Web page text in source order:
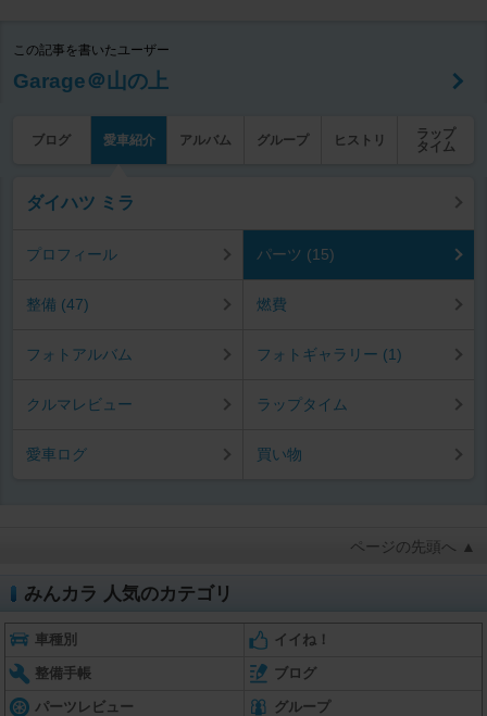
この記事を書いたユーザー
Garage＠山の上
ブログ 愛車紹介 アルバム グループ ヒストリ
ラップ
タイム
ダイハツ ミラ
プロフィール パーツ (15)
整備 (47) 燃費
フォトアルバム フォトギャラリー (1)
クルマレビュー ラップタイム
愛車ログ 買い物
ページの先頭へ ▲
みんカラ 人気のカテゴリ
車種別 イイね！
整備手帳 ブログ
パーツレビュー グループ